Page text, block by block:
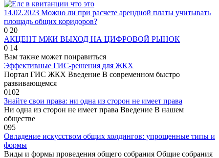
14.02.2023 Можно ли при расчете арендной платы учитывать
площадь общих коридоров?
0 20
АКЦЕНТ МЖИ ВЫХОД НА ЦИФРОВОЙ РЫНОК
0 14
Вам также может понравиться
Эффективные ГИС-решения для ЖКХ
Портал ГИС ЖКХ Введение В современном быстро
развивающемся
0102
Знайте свои права: ни одна из сторон не имеет права
Ни одна из сторон не имеет права Введение В нашем
обществе
095
Овладение искусством общих холдингов: упрощенные типы и
формы
Виды и формы проведения общего собрания Общие собрания